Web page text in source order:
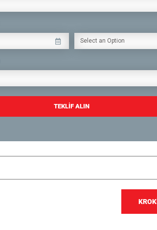
Select an Option
TEKLİF ALIN